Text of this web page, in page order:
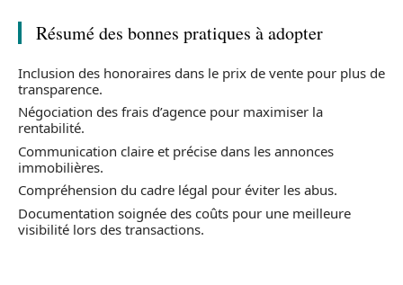
Résumé des bonnes pratiques à adopter
Inclusion des honoraires dans le prix de vente pour plus de
transparence.
Négociation des frais d’agence pour maximiser la
rentabilité.
Communication claire et précise dans les annonces
immobilières.
Compréhension du cadre légal pour éviter les abus.
Documentation soignée des coûts pour une meilleure
visibilité lors des transactions.